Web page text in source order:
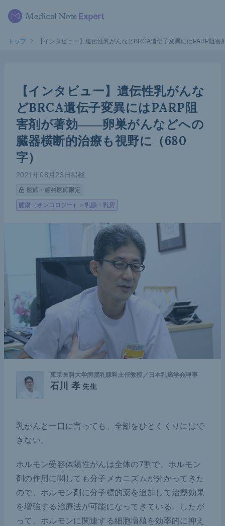
トップ 【インタビュー】遺伝性乳がんなどBRCA遺伝子変異にはPARP
【インタビュー】遺伝性乳がんな
どBRCA遺伝子変異にはPARP阻
害剤が著効――卵巣がんなどへの
臓器横断的治療も視野に（680
字）
2021年08月23日掲載
医師・歯科医師限定
腫瘍（オンコロジー）＞乳腺・乳房
東京医科大学病院乳腺科主任教授／日本乳癌学会理事
石川 孝 先生
乳がんと一口に言っても、全部をひとくくりにはで
きない。
ホルモン受容体陽性がんは全体の7割で、ホルモン
剤の作用に関しても分子メカニズムが分かってきた
ので、ホルモン剤に分子標的薬を追加して治療効果
を増強する治療法が可能になってきている。したが
って、ホルモンに関連する細胞増殖を効率的に抑え